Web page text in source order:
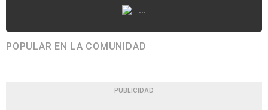
...
POPULAR EN LA COMUNIDAD
PUBLICIDAD